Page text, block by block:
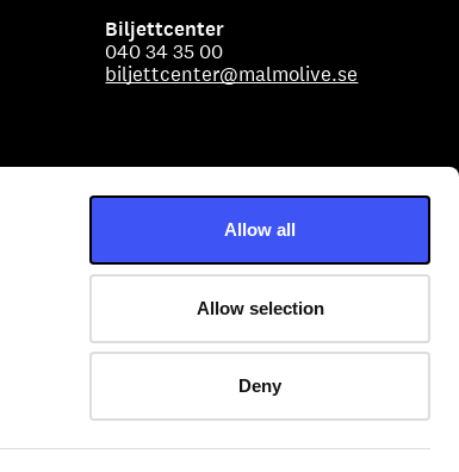
Allow all
Allow selection
Deny
Biljettcenter
040 34 35 00
biljettcenter@malmolive.se
Malmö Live Konserthus